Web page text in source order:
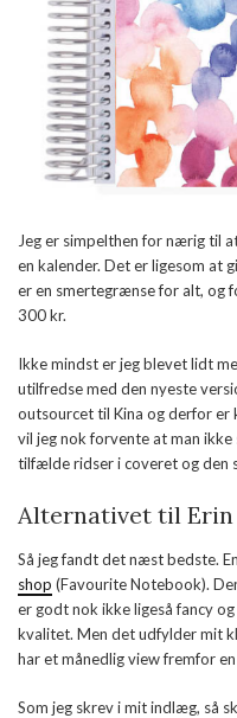
Jeg er simpelthen for nærig til
en kalender. Det er ligesom at
er en smertegrænse for alt, og
300 kr.
Ikke mindst er jeg blevet lidt
utilfredse med den nyeste
outsourcet til Kina og derfor er
vil jeg nok forvente at man
tilfælde ridser i coveret og den
Alternativet til Erin
Så jeg fandt det næst bedste.
shop (Favourite Notebook).
er godt nok ikke ligeså fancy
kvalitet. Men det udfylder mit
har et månedlig view fremfor
Som jeg skrev i mit indlæg, så